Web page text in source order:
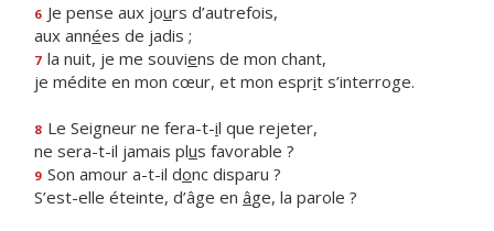
6 Je pense aux jours d’autrefois,
aux années de jadis ;
7 la nuit, je me souviens de mon chant,
je médite en mon cœur, et mon esprit s’interroge.
8 Le Seigneur ne fera-t-il que rejeter,
ne sera-t-il jamais plus favorable ?
9 Son amour a-t-il donc disparu ?
S’est-elle éteinte, d’âge en âge, la parole ?